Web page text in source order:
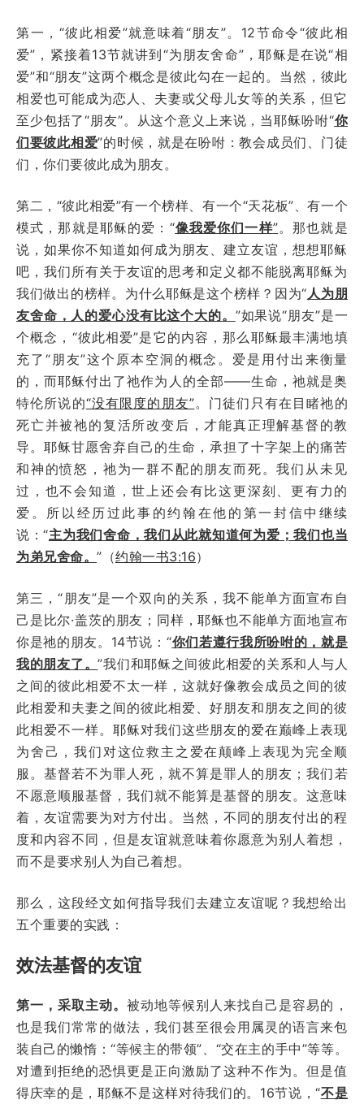
第一，“彼此相爱”就意味着“朋友”。12节命令“彼此相
爱”，紧接着13节就讲到“为朋友舍命”，耶稣是在说“相
爱”和“朋友”这两个概念是彼此勾在一起的。当然，彼此
相爱也可能成为恋人、夫妻或父母儿女等的关系，但它
至少包括了“朋友”。从这个意义上来说，当耶稣吩咐“你
们要彼此相爱”的时候，就是在吩咐：教会成员们、门徒
们，你们要彼此成为朋友。
第二，“彼此相爱”有一个榜样、有一个“天花板”、有一个
模式，那就是耶稣的爱：“像我爱你们一样”。那也就是
说，如果你不知道如何成为朋友、建立友谊，想想耶稣
吧，我们所有关于友谊的思考和定义都不能脱离耶稣为
我们做出的榜样。为什么耶稣是这个榜样？因为“ 人为朋
友舍命，人的爱心没有比这个大的。 ”如果说“朋友”是一
个概念，“彼此相爱”是它的内容，那么耶稣最丰满地填
充了“朋友”这个原本空洞的概念。爱是用付出来衡量
的，而耶稣付出了祂作为人的全部——生命，祂就是奥
特伦所说的“没有限度的朋友”。门徒们只有在目睹祂的
死亡并被祂的复活所改变后，才能真正理解基督的教
导。耶稣甘愿舍弃自己的生命，承担了十字架上的痛苦
和神的愤怒，祂为一群不配的朋友而死。我们从未见
过，也不会知道，世上还会有比这更深刻、更有力的
爱。所以经历过此事的约翰在他的第一封信中继续
说：“主为我们舍命，我们从此就知道何为爱；我们也当
为弟兄舍命。 ”（约翰一书3:16）
第三，“朋友”是一个双向的关系，我不能单方面宣布自
己是比尔·盖茨的朋友；同样，耶稣也不能单方面地宣布
你是祂的朋友。14节说：“你们若遵行我所吩咐的，就是
我的朋友了。”我们和耶稣之间彼此相爱的关系和人与人
之间的彼此相爱不太一样，这就好像教会成员之间的彼
此相爱和夫妻之间的彼此相爱、好朋友和朋友之间的彼
此相爱不一样。耶稣对我们这些朋友的爱在巅峰上表现
为舍己，我们对这位救主之爱在颠峰上表现为完全顺
服。基督若不为罪人死，就不算是罪人的朋友；我们若
不愿意顺服基督，我们就不能算是基督的朋友。这意味
着，友谊需要为对方付出。当然，不同的朋友付出的程
度和内容不同，但是友谊就意味着你愿意为别人着想，
而不是要求别人为自己着想。
那么，这段经文如何指导我们去建立友谊呢？我想给出
五个重要的实践：
效法基督的友谊
第一，采取主动。被动地等候别人来找自己是容易的，
也是我们常常的做法，我们甚至很会用属灵的语言来包
装自己的懒惰：“等候主的带领”、“交在主的手中”等等。
对遭到拒绝的恐惧更是正向激励了这种不作为。但是值
得庆幸的是，耶稣不是这样对待我们的。16节说，“不是